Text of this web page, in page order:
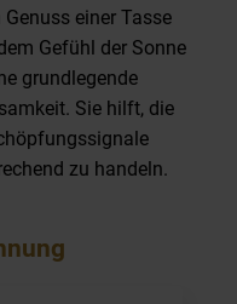
einer Tasse
Gefühl der Sonne
grundlegende
Sie hilft, die
zu handeln.